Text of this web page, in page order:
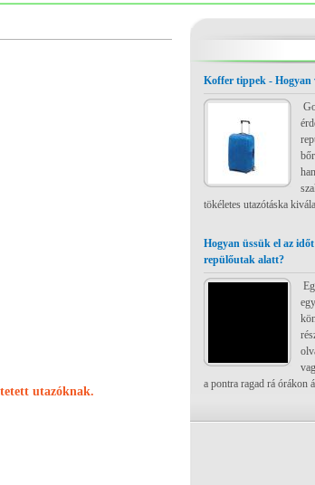
utazóknak.
Koffer tippek - Hogyan
tökéletes utazótáska
Hogyan üssük el az
repülőutak alatt?
a pontra ragad rá órákon